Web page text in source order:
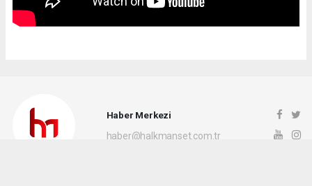
Haber Merkezi
haber@halkmanset.com.tr